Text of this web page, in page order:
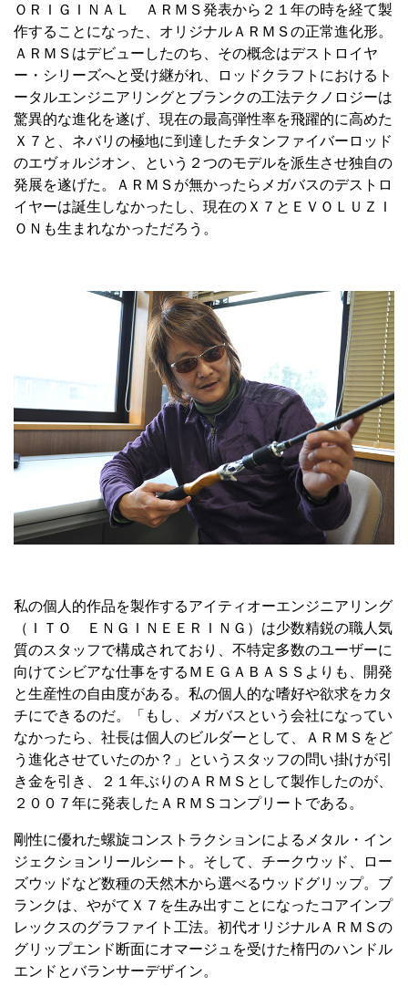
ＯＲＩＧＩＮＡＬ ＡＲＭＳ発表から２１年の時を経て製
作することになった、オリジナルＡＲＭＳの正常進化形。
ＡＲＭＳはデビューしたのち、その概念はデストロイヤ
ー・シリーズへと受け継がれ、ロッドクラフトにおけるト
ータルエンジニアリングとブランクの工法テクノロジーは
驚異的な進化を遂げ、現在の最高弾性率を飛躍的に高めた
Ｘ７と、ネバリの極地に到達したチタンファイバーロッド
のエヴォルジオン、という２つのモデルを派生させ独自の
発展を遂げた。ＡＲＭＳが無かったらメガバスのデストロ
イヤーは誕生しなかったし、現在のＸ７とＥＶＯＬＵＺＩ
ＯＮも生まれなかっただろう。
私の個人的作品を製作するアイティオーエンジニアリング
（ＩＴＯ ＥＮＧＩＮＥＥＲＩＮＧ）は少数精鋭の職人気
質のスタッフで構成されており、不特定多数のユーザーに
向けてシビアな仕事をするＭＥＧＡＢＡＳＳよりも、開発
と生産性の自由度がある。私の個人的な嗜好や欲求をカタ
チにできるのだ。「もし、メガバスという会社になってい
なかったら、社長は個人のビルダーとして、ＡＲＭＳをど
う進化させていたのか？」というスタッフの問い掛けが引
き金を引き、２１年ぶりのＡＲＭＳとして製作したのが、
２００７年に発表したＡＲＭＳコンプリートである。
剛性に優れた螺旋コンストラクションによるメタル・イン
ジェクションリールシート。そして、チークウッド、ロー
ズウッドなど数種の天然木から選べるウッドグリップ。ブ
ランクは、やがてＸ７を生み出すことになったコアインプ
レックスのグラファイト工法。初代オリジナルＡＲＭＳの
グリップエンド断面にオマージュを受けた楕円のハンドル
エンドとバランサーデザイン。